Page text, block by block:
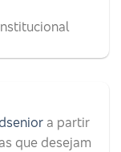
a partir
que desejam